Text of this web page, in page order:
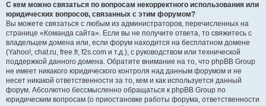
С кем можно связаться по вопросам некорректного использования или
юридических вопросов, связанных с этим форумом?
Вы можете связаться с любым из администраторов, перечисленных на
странице «Команда сайта». Если вы не получите ответа, то свяжитесь с
владельцем домена или, если форум находится на бесплатном домене
(Yahoo!, chat.ru, free.fr, f2s.com и т.д.), с руководством или технической
поддержкой данного домена. Обратите внимание на то, что phpBB Group
не имеет никакого юридического контроля над данным форумом и не
несет никакой ответственности за то, кем и как используется данный
форум. Абсолютно бессмысленно обращаться к phpBB Group по
юридическим вопросам (о приостановке работы форума, ответственности